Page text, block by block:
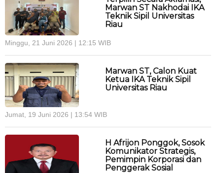
Marwan ST Nakhodai IKA
Teknik Sipil Universitas
Riau
Minggu, 21 Juni 2026 | 12:15 WIB
Marwan ST, Calon Kuat
Ketua IKA Teknik Sipil
Universitas Riau
Jumat, 19 Juni 2026 | 13:54 WIB
H Afrijon Ponggok, Sosok
Komunikator Strategis,
Pemimpin Korporasi dan
Penggerak Sosial